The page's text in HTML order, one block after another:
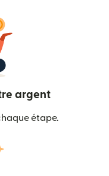
argent
étape.